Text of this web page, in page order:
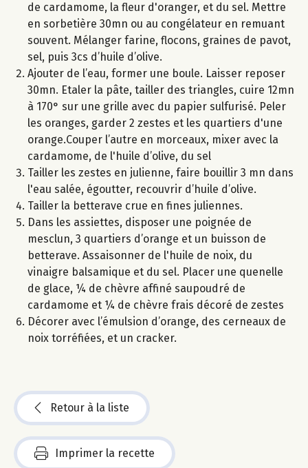
de cardamome, la fleur d'oranger, et du sel. Mettre
en sorbetière 30mn ou au congélateur en remuant
souvent. Mélanger farine, flocons, graines de pavot,
sel, puis 3cs d’huile d’olive.
Ajouter de l’eau, former une boule. Laisser reposer
30mn. Etaler la pâte, tailler des triangles, cuire 12mn
à 170° sur une grille avec du papier sulfurisé. Peler
les oranges, garder 2 zestes et les quartiers d'une
orange.Couper l’autre en morceaux, mixer avec la
cardamome, de l'huile d’olive, du sel
Tailler les zestes en julienne, faire bouillir 3 mn dans
l'eau salée, égoutter, recouvrir d’huile d’olive.
Tailler la betterave crue en fines juliennes.
Dans les assiettes, disposer une poignée de
mesclun, 3 quartiers d’orange et un buisson de
betterave. Assaisonner de l'huile de noix, du
vinaigre balsamique et du sel. Placer une quenelle
de glace, ¼ de chèvre affiné saupoudré de
cardamome et ¼ de chèvre frais décoré de zestes
Décorer avec l’émulsion d’orange, des cerneaux de
noix torréfiées, et un cracker.
Retour à la liste
Imprimer la recette